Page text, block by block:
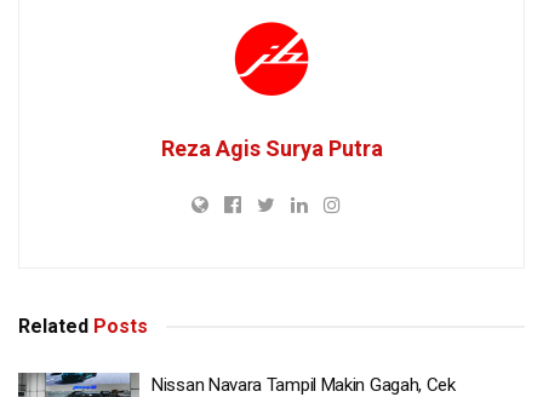
Reza Agis Surya Putra
Related Posts
Nissan Navara Tampil Makin Gagah, Cek